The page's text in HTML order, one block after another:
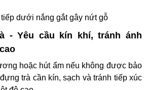
dưới nắng gắt gây nứt gỗ
- Yêu cầu kín khí, tránh ánh
hoặc hút ẩm nếu không được bảo
trà cần kín, sạch và tránh tiếp xúc